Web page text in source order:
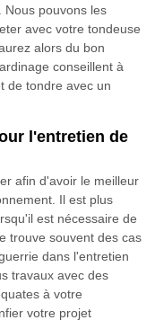
Nous pouvons les
avec votre tondeuse
alors du bon
conseillent à
de tondre avec un
l'entretien de
afin d'avoir le meilleur
Il est plus
est nécessaire de
trouve souvent des cas
dans l'entretien
travaux avec des
à votre
votre projet